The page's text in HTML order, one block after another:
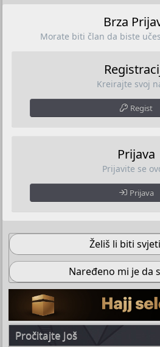
Brza
Morate biti član da biste
Kreirajte svoj
Regist
Prijava
Prijavite se
Prijava
Želiš li biti
Naređeno mi je da
Pročitajte Još